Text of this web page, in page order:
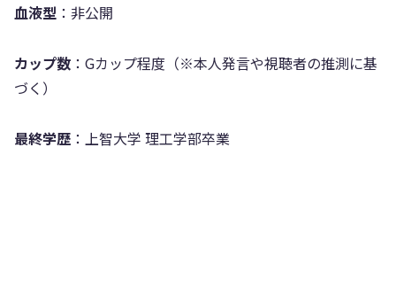
血液型 ：非公開
カップ数 ：Gカップ程度（※本人発言や視聴者の推測に基
づく）
最終学歴 ：上智大学 理工学部卒業